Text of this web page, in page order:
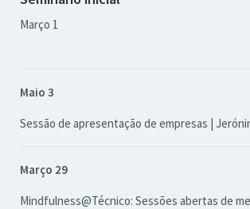
Março 1
Maio 3
Sessão de apresentação de empresas |
Março 29
Mindfulness@Técnico: Sessões abertas de